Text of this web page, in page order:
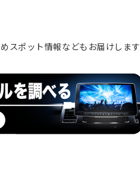
スポット情報などもお届けします